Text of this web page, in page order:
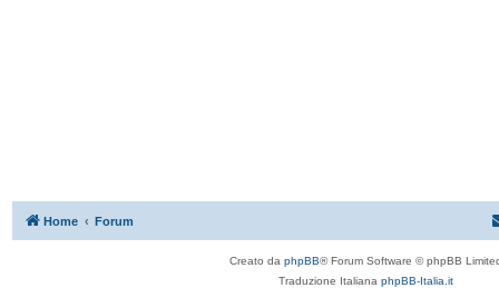
Home Forum
Creato da phpBB® Forum Software © phpBB
Traduzione Italiana phpBB-Italia.it